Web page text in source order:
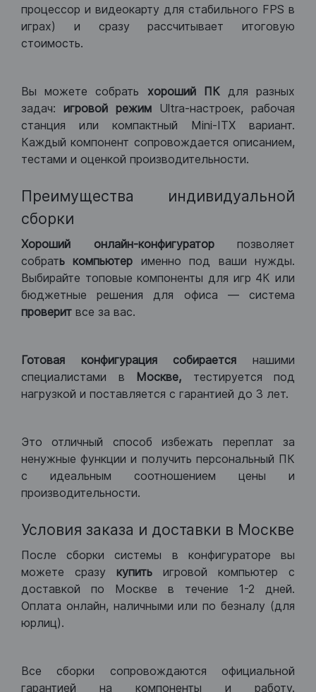
процессор и видеокарту для стабильного FPS в
играх) и сразу рассчитывает итоговую
стоимость.
Вы можете собрать хороший ПКдля разных
задач: игровой режим Ultra-настроек, рабочая
станция или компактный Mini-ITX вариант.
Каждый компонент сопровождается описанием,
тестами и оценкой производительности.
Преимущества индивидуальной
сборки
Хороший онлайн-конфигураторпозволяет
собрать компьютер именно под ваши нужды.
Выбирайте топовые компоненты для игр 4К или
бюджетные решения для офиса — система
проверит все за вас.
Готовая конфигурация собираетсянашими
специалистами в Москве, тестируется под
нагрузкой и поставляется с гарантией до 3 лет.
Это отличный способ избежать переплат за
ненужные функции и получить персональный ПК
с идеальным соотношением цены и
производительности.
Условия заказа и доставки в Москве
После сборки системы в конфигураторе вы
можете сразу купить игровой компьютер с
доставкой по Москве в течение 1-2 дней.
Оплата онлайн, наличными или по безналу (для
юрлиц).
Все сборки сопровождаются официальной
гарантией на компоненты и работу.